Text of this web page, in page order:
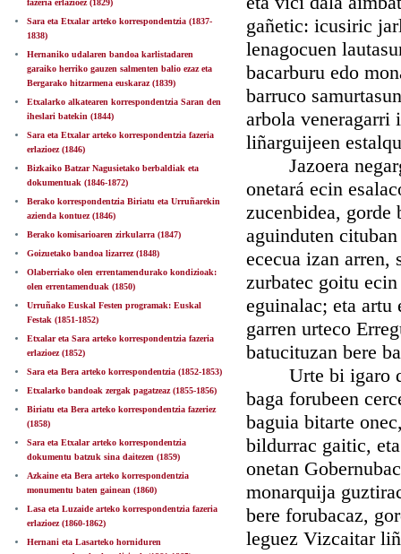
fazeria erlazioez (1829)
Sara eta Etxalar arteko korrespondentzia (1837-
1838)
Hernaniko udalaren bandoa karlistadaren
garaiko herriko gauzen salmenten balio ezaz eta
Bergarako hitzarmena euskaraz (1839)
Etxalarko alkatearen korrespondentzia Saran den
iheslari batekin (1844)
Sara eta Etxalar arteko korrespondentzia fazeria
erlazioez (1846)
Bizkaiko Batzar Nagusietako berbaldiak eta
dokumentuak (1846-1872)
Berako korrespondentzia Biriatu eta Urruñarekin
azienda kontuez (1846)
Berako komisarioaren zirkularra (1847)
Goizuetako bandoa lizarrez (1848)
Olaberriako olen errentamendurako kondizioak:
olen errentamenduak (1850)
Urruñako Euskal Festen programak: Euskal
Festak (1851-1852)
Etxalar eta Sara arteko korrespondentzia fazeria
erlazioez (1852)
Sara eta Bera arteko korrespondentzia (1852-1853)
Etxalarko bandoak zergak pagatzeaz (1855-1856)
Biriatu eta Bera arteko korrespondentzia fazeriez
(1858)
Sara eta Etxalar arteko korrespondentzia
dokumentu batzuk sina daitezen (1859)
Azkaine eta Bera arteko korrespondentzia
monumentu baten gainean (1860)
Lasa eta Luzaide arteko korrespondentzia fazeria
erlazioez (1860-1862)
Hernani eta Lasarteko horniduren
gañetic: icusiric
lenagocuen
bacarburu edo
barruco
arbola veneragarri
liñarguijeen
Jazoera
onetará ecin
zucenbidea, gorde
aguinduten
ececua izan arren,
zurbatec goitu
eguinalac; eta artu
garren urteco
batucituzan bere
Urte bi igaro
baga forubeen
baguia bitarte
bildurrac gaitic,
onetan
monarquija
bere forubacaz,
leguez Vizcaitar